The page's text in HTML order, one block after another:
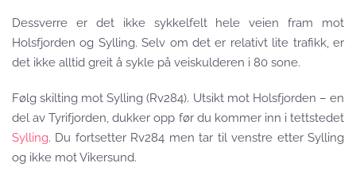
Dessverre er det ikke sykkelfelt hele veien fram mot
Holsfjorden og Sylling. Selv om det er relativt lite trafikk, er
det ikke alltid greit å sykle på veiskulderen i 80 sone.
Følg skilting mot Sylling (Rv284). Utsikt mot Holsfjorden – en
del av Tyrifjorden, dukker opp før du kommer inn i tettstedet
Sylling. Du fortsetter Rv284 men tar til venstre etter Sylling
og ikke mot Vikersund.